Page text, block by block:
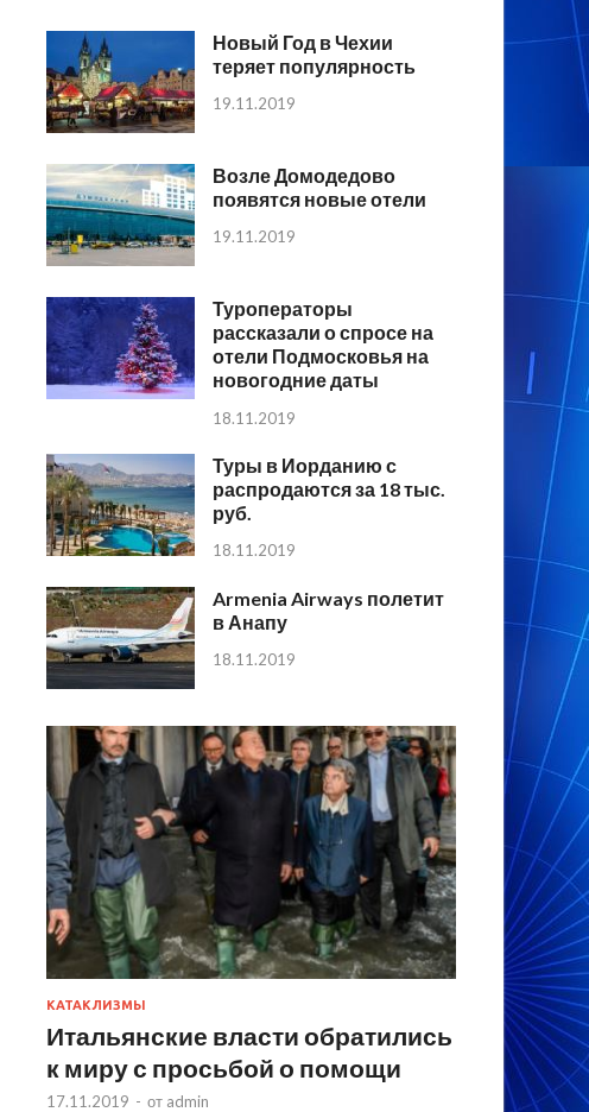
Новый Год в Чехии
теряет популярность
19.11.2019
Возле Домодедово
появятся новые отели
19.11.2019
Туроператоры
рассказали о спросе на
отели Подмосковья на
новогодние даты
18.11.2019
Туры в Иорданию с
распродаются за 18 тыс.
руб.
18.11.2019
Armenia Airways полетит
в Анапу
18.11.2019
КАТАКЛИЗМЫ
Итальянские власти обратились
к миру с просьбой о помощи
17.11.2019 - от admin